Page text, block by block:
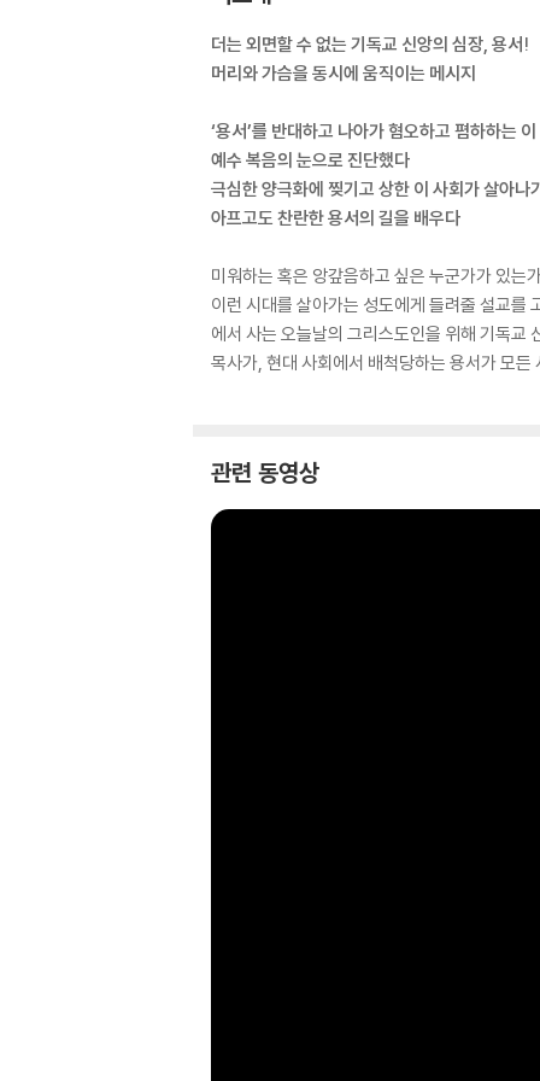
더는 외면할 수 없는 기독교 신앙의 심장, 용서!
머리와 가슴을 동시에 움직이는 메시지
‘용서’를 반대하고 나아가 혐오하고 폄하하는
예수 복음의 눈으로 진단했다
극심한 양극화에 찢기고 상한 이 사회가 살아나
아프고도 찬란한 용서의 길을 배우다
미워하는 혹은 앙갚음하고 싶은 누군가가 있는
이런 시대를 살아가는 성도에게 들려줄 설교를
에서 사는 오늘날의 그리스도인을 위해 기독교
목사가, 현대 사회에서 배척당하는 용서가 모
관련 동영상